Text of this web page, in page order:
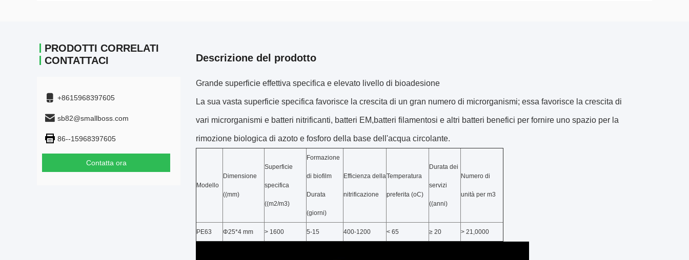
PRODOTTI CORRELATI
CONTATTACI
+8615968397605
sb82@smallboss.com
86--15968397605
Contatta ora
Descrizione del prodotto
Grande superficie effettiva specifica e elevato livello di bioadesione
La sua vasta superficie specifica favorisce la crescita di un gran numero di microrganismi; essa favorisce la crescita di
vari microrganismi e batteri nitrificanti, batteri EM,batteri filamentosi e altri batteri benefici per fornire uno spazio per la
rimozione biologica di azoto e fosforo della base dell'acqua circolante.
Modello
Dimensione
((mm)
Superficie
specifica
((m2/m3)
Formazione
di biofilm
Durata
(giorni)
Efficienza della
nitrificazione
Temperatura
preferita (oC)
Durata dei
servizi
((anni)
Numero di
unità per m3
PE63 Φ25*4 mm > 1600 5-15 400-1200 < 65 ≥ 20 > 21,0000